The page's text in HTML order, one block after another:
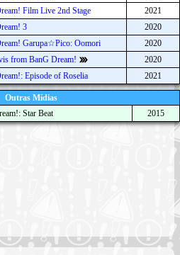
Film Live 2nd Stage 2021
3
2020
Garupa☆Pico: Oomori
2020
from BanG Dream!
2020
Episode of Roselia 2021
Outras Mídias
Star Beat 2015